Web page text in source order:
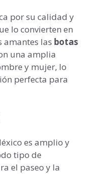
por su calidad y
lo convierten en
amantes las botas
una amplia
y mujer, lo
perfecta para
es amplio y
tipo de
el paseo y la